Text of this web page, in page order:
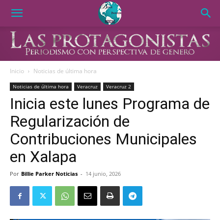
Inicio Noticias de última hora
Noticias de última hora Veracruz Veracruz 2
Inicia este lunes Programa de
Regularización de
Contribuciones Municipales
en Xalapa
Por Billie Parker Noticias - 14 junio, 2026